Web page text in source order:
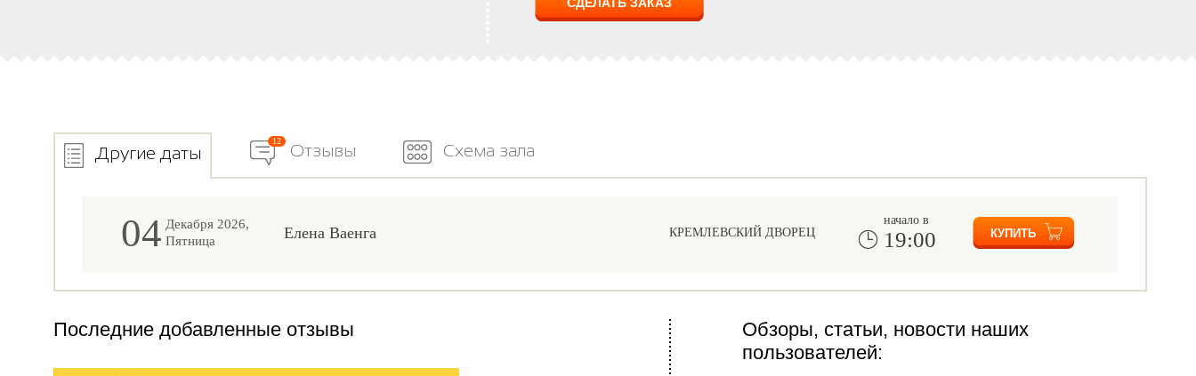
Другие даты
12 Отзывы Схема зала
04 Декабря 2026,
Пятница
Елена Ваенга КРЕМЛЕВСКИЙ ДВОРЕЦ
начало в
19:00
Последние добавленные отзывы
Обзоры, статьи, новости наших
пользователей: